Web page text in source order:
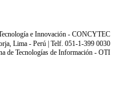
e Innovación - CONCYTEC
Lima - Perú | Telf. 051-1-399 0030
de Tecnologías de Información - OTI